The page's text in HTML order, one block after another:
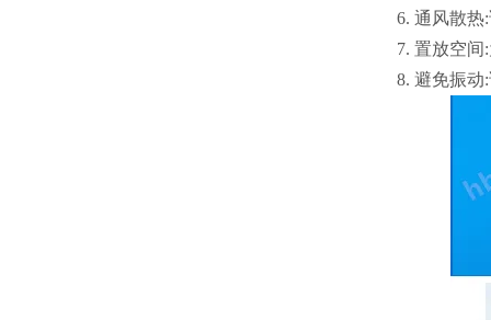
6. 通风散热
7. 置放空
8. 避免振